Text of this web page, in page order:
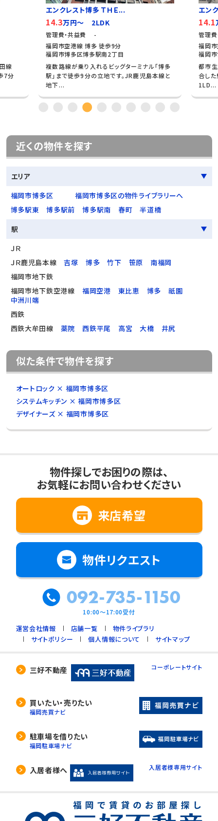
線
7分
エンクレスト博多 ＴＨＥ...
14.3万円～ 2LDK
管理費・共益費 -
福岡市空港線 博多 徒歩9分
福岡市博多区博多駅南2丁目
複数路線が乗り入れるビッグターミナル「博多
駅」まで徒歩9分の立地です。JR鹿児島本線と
地下...
エン
14.1
管理
福岡
福岡
都市
合した
1LD...
近くの物件を探す
エリア
福岡市博多区
福岡市博多区の物件ライブラリーへ
博多駅東
博多駅前 博多駅南 春町
半道橋
駅
ＪＲ
ＪＲ鹿児島本線
吉塚 博多 竹下 笹原
南福岡
福岡市地下鉄
福岡市地下鉄空港線
福岡空港 東比恵 博多
祇園
中洲川端
西鉄
西鉄大牟田線
薬院 西鉄平尾 高宮 大橋 井尻
似た条件で物件を探す
オートロック × 福岡市博多区
システムキッチン × 福岡市博多区
デザイナーズ × 福岡市博多区
物件探しでお困りの際は、
お気軽にお問い合わせください
来店希望
物件リクエスト
092-735-1150
10:00～17:00受付
運営会社情報 店舗一覧
物件ライブラリ
サイトポリシー
個人情報について サイトマップ
三好不動産 コーポレートサイト
買いたい・売りたい
福岡売買ナビ
駐車場を借りたい
福岡駐車場ナビ
入居者様へ 入居者様専用サイト